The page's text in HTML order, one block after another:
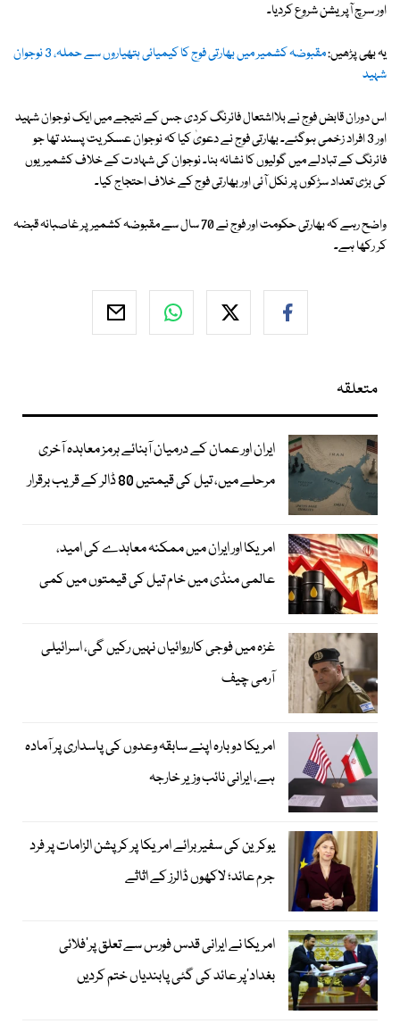
اور سرچ آپریشن شروع کردیا۔
یہ بھی پڑھیں:
مقبوضہ کشمیر میں بھارتی فوج کا کیمیائی ہتھیاروں سے حملہ، 3 نوجوان
شہید
اس دوران قابض فوج نے بلااشتعال فائرنگ کردی جس کے نتیجے میں ایک نوجوان شہید
اور 3 افراد زخمی ہوگئے۔ بھارتی فوج نے دعویٰ کیا کہ نوجوان عسکریت پسند تھا جو
فائرنگ کے تبادلے میں گولیوں کا نشانہ بنا۔ نوجوان کی شہادت کے خلاف کشمیریوں
کی بڑی تعداد سڑکوں پر نکل آئی اور بھارتی فوج کے خلاف احتجاج کیا۔
واضح رہے کہ بھارتی حکومت اور فوج نے 70 سال سے مقبوضہ کشمیر پر غاصبانہ قبضہ
کر رکھا ہے۔
متعلقہ
ایران اور عمان کے درمیان آبنائے ہرمز معاہدہ آخری
مرحلے میں، تیل کی قیمتیں 80 ڈالر کے قریب برقرار
امریکا اور ایران میں ممکنہ معاہدے کی امید،
عالمی منڈی میں خام تیل کی قیمتوں میں کمی
غزہ میں فوجی کارروائیاں نہیں رکیں گی، اسرائیلی
آرمی چیف
امریکا دوبارہ اپنے سابقہ وعدوں کی پاسداری پر آمادہ
ہے، ایرانی نائب وزیر خارجہ
یوکرین کی سفیر برائے امریکا پر کرپشن الزامات پر فرد
جرم عائد؛ لاکھوں ڈالرز کے اثاثے
امریکا نے ایرانی قدس فورس سے تعلق پر’فلائی
بغداد‘پر عائد کی گئی پابندیاں ختم کردیں